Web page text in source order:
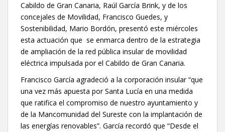
Cabildo de Gran Canaria, Raúl García Brink, y de los
concejales de Movilidad, Francisco Guedes, y
Sostenibilidad, Mario Bordón, presentó este miércoles
esta actuación que se enmarca dentro de la estrategia
de ampliación de la red pública insular de movilidad
eléctrica impulsada por el Cabildo de Gran Canaria.
Francisco García agradeció a la corporación insular “que
una vez más apuesta por Santa Lucía en una medida
que ratifica el compromiso de nuestro ayuntamiento y
de la Mancomunidad del Sureste con la implantación de
las energías renovables”. García recordó que “Desde el